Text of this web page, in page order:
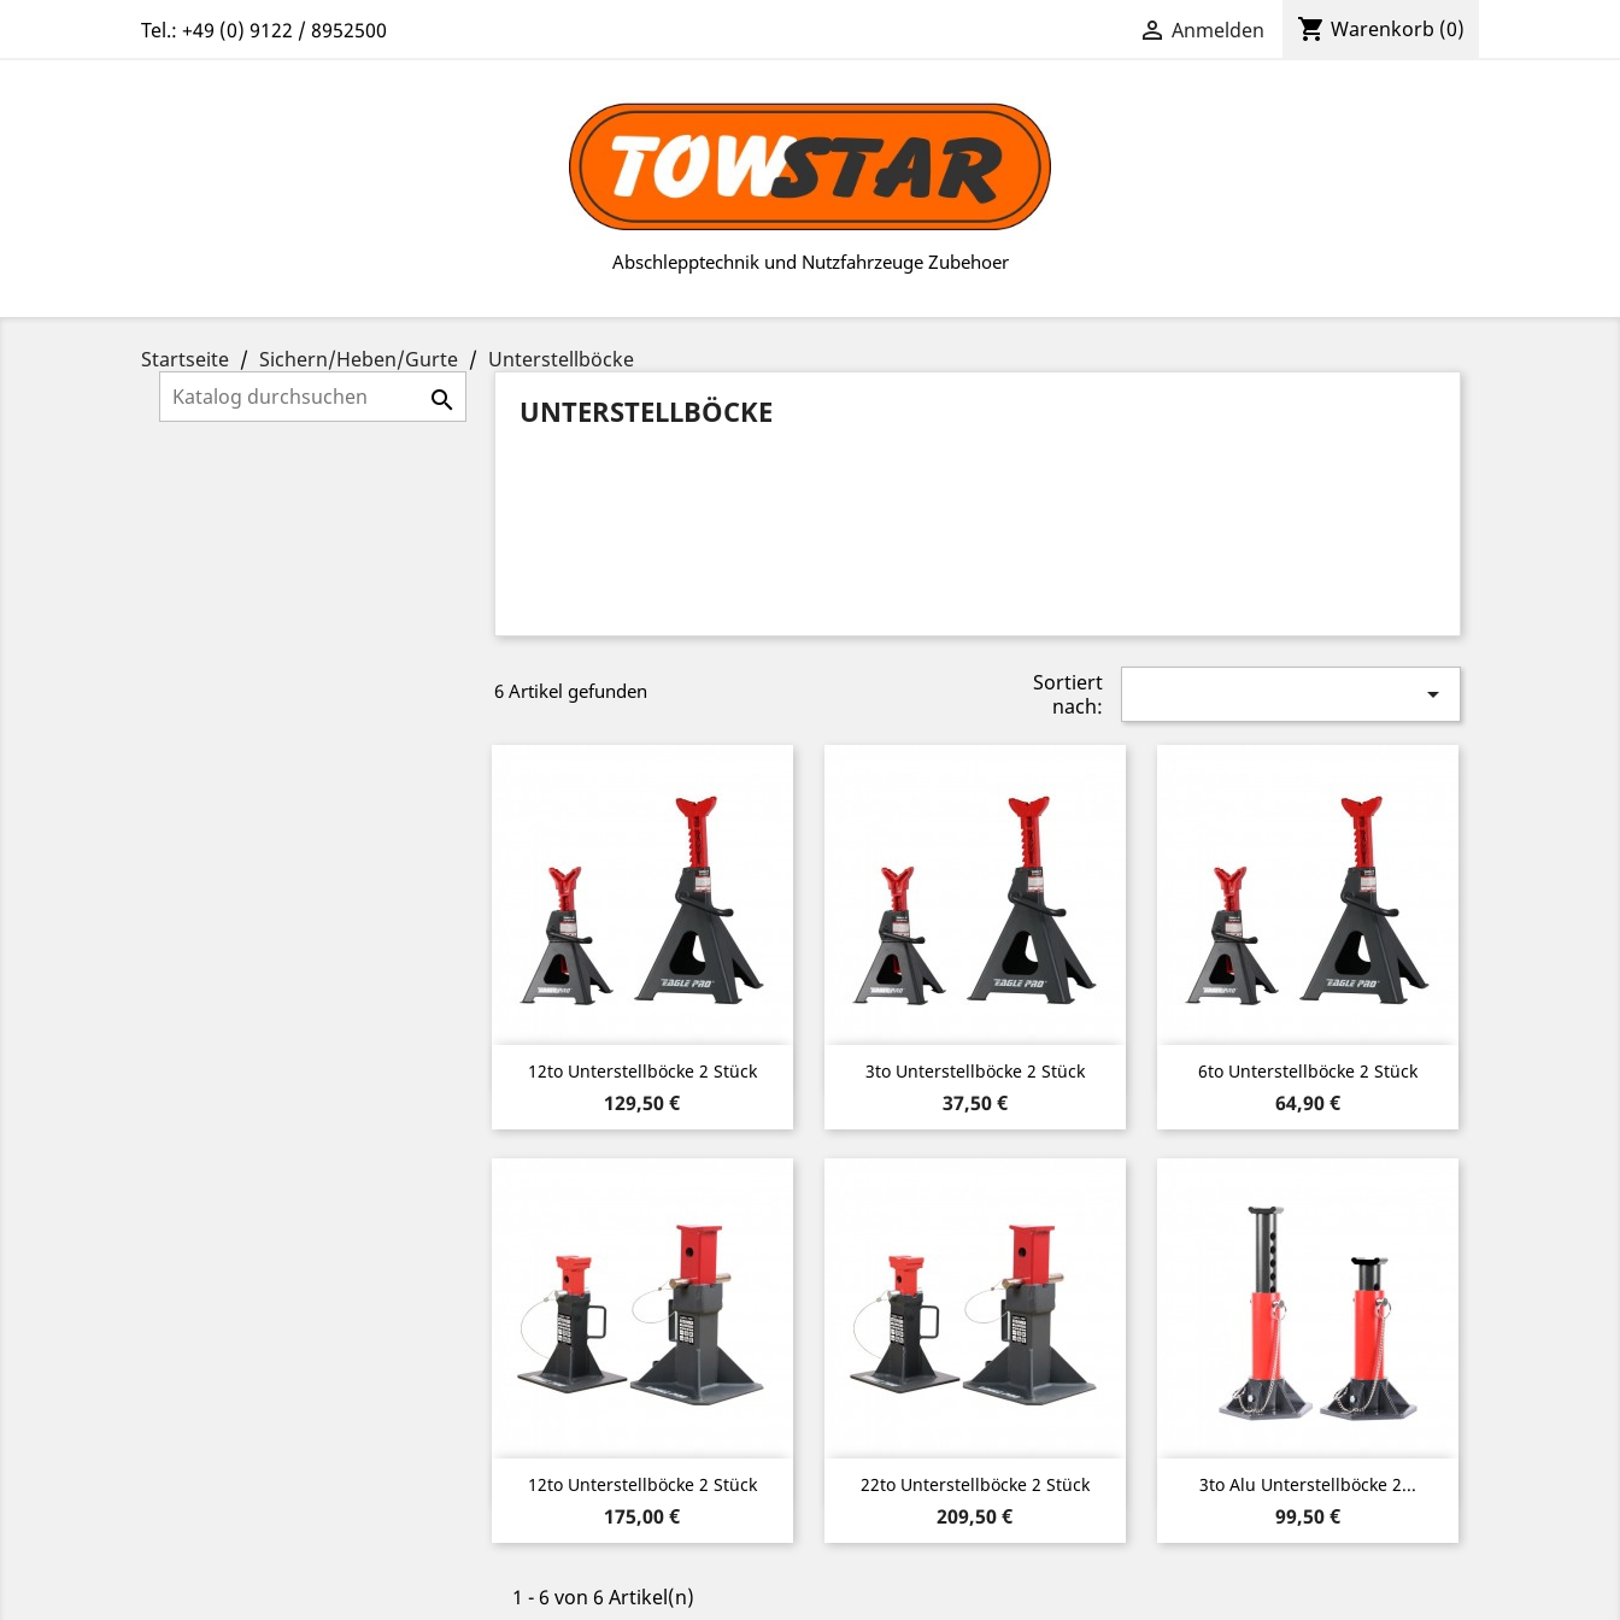
Tel.: +49 (0) 9122 / 8952500  Anmelden shopping_cart Warenkorb (0)
Abschlepptechnik und Nutzfahrzeuge Zubehoer
Startseite Sichern/Heben/Gurte Unterstellböcke
 UNTERSTELLBÖCKE
6 Artikel gefunden
Sortiert
nach:

12to Unterstellböcke 2 Stück
Preis
129,50 €
Vorschau 3to Unterstellböcke 2 Stück
Preis
37,50 €
Vorschau 6to Unterstellböcke 2 Stück
Preis
64,90 €
Vorschau
12to Unterstellböcke 2 Stück
Preis
175,00 €
Vorschau 22to Unterstellböcke 2 Stück
Preis
209,50 €
Vorschau 3to Alu Unterstellböcke 2...
Preis
99,50 €
Vorschau
1 - 6 von 6 Artikel(n)